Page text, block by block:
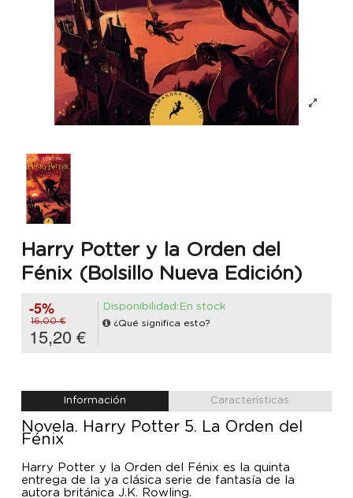
Harry Potter y la Orden del
Fénix (Bolsillo Nueva Edición)
-5%
16,00 €
15,20 €
Disponibilidad:En stock
¿Qué significa esto?
Información Características
Novela. Harry Potter 5. La Orden del
Fénix
Harry Potter y la Orden del Fénix es la quinta
entrega de la ya clásica serie de fantasía de la
autora británica J.K. Rowling.